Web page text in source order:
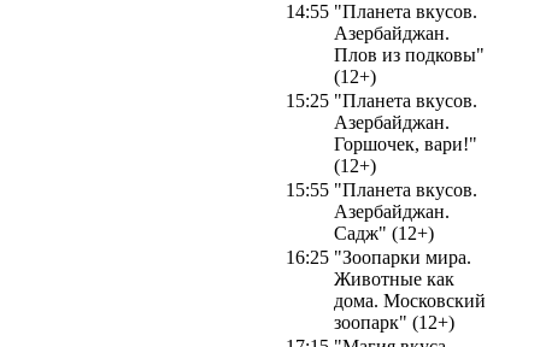
14:55 "Планета вкусов.
Азербайджан.
Плов из подковы"
(12+)
15:25 "Планета вкусов.
Азербайджан.
Горшочек, вари!"
(12+)
15:55 "Планета вкусов.
Азербайджан.
Садж" (12+)
16:25 "Зоопарки мира.
Животные как
дома. Московский
зоопарк" (12+)